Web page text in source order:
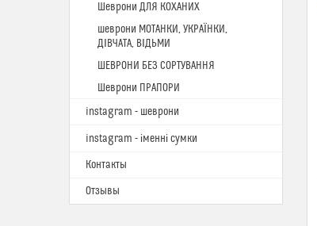
Шеврони ДЛЯ КОХАНИХ
шеврони МОТАНКИ, УКРАЇНКИ,
ДІВЧАТА, ВІДЬМИ
ШЕВРОНИ БЕЗ СОРТУВАННЯ
Шеврони ПРАПОРИ
instagram - шеврони
instagram - іменні сумки
Контакты
Отзывы